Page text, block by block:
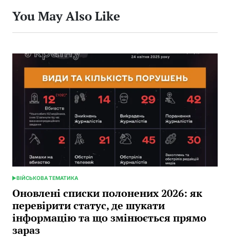
You May Also Like
POSTED
IN
ВІЙСЬКОВА ТЕМАТИКА
Оновлені списки полонених 2026: як
перевірити статус, де шукати
інформацію та що змінюється прямо
зараз